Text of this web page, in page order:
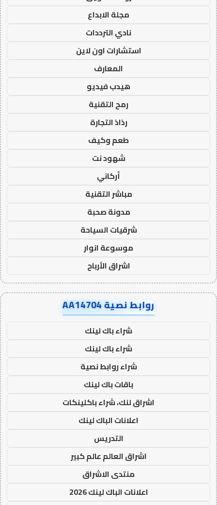
مجلة الابداع
نادي الترددات
استشارات اون لاين
المعارف
هيدب فيديو
رمح التقنية
رذاذ التجارة
طعم وكيف
شهود نت
أركاني
مباشر التقنية
مدونة صحبة
شرقيات السياحة
موسوعة انوار
اشراق الأرباح
روابط نصية AA14704
شراء باك لينك
شراء باك لينك
شراء روابط نصية
باقات باك لينك
اشراق لنك، شراء باكلينكات
اعلانات الباك لينك
التدريس
اشراق العالم عالم كبير
منتدى الاشراق
اعلانات الباك لينك 2026